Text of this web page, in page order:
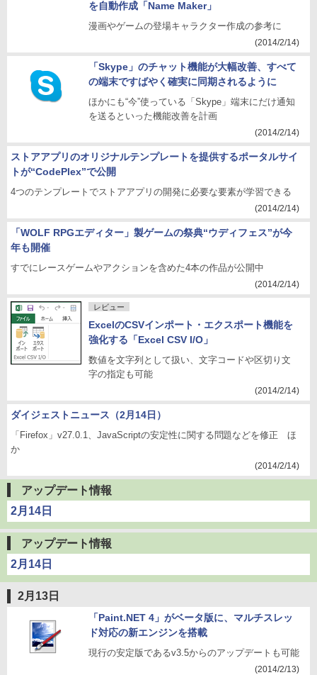
を自動作成「Name Maker」
漫画やゲームの登場キャラクター作成の参考に
(2014/2/14)
「Skype」のチャット機能が大幅改善、すべて
の端末ですばやく確実に同期されるように
ほかにも“今”使っている「Skype」端末にだけ通知
を送るといった機能改善を計画
(2014/2/14)
ストアアプリのオリジナルテンプレートを提供するポータルサイ
トが“CodePlex”で公開
4つのテンプレートでストアアプリの開発に必要な要素が学習できる
(2014/2/14)
「WOLF RPGエディター」製ゲームの祭典“ウディフェス”が今
年も開催
すでにレースゲームやアクションを含めた4本の作品が公開中
(2014/2/14)
レビュー
ExcelのCSVインポート・エクスポート機能を
強化する「Excel CSV I/O」
数値を文字列として扱い、文字コードや区切り文
字の指定も可能
(2014/2/14)
ダイジェストニュース（2月14日）
「Firefox」v27.0.1、JavaScriptの安定性に関する問題などを修正 ほ
か
(2014/2/14)
アップデート情報
2月14日
アップデート情報
2月14日
2月13日
「Paint.NET 4」がベータ版に、マルチスレッ
ド対応の新エンジンを搭載
現行の安定版であるv3.5からのアップデートも可能
(2014/2/13)